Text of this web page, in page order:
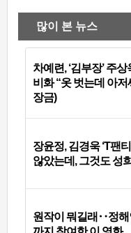
많이 본 뉴스
차예련, ‘김부장’ 주
비화 “옷 벗는데 아
장금)
장윤정, 김경욱 ‘T팬
않았는데, 그것도 성
원작이 뭐길래‥정해